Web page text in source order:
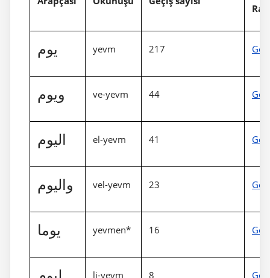
يوم yevm 217
ويوم ve-yevm 44
اليوم el-yevm 41
واليوم vel-yevm 23
يوما yevmen* 16
li-yevm 8